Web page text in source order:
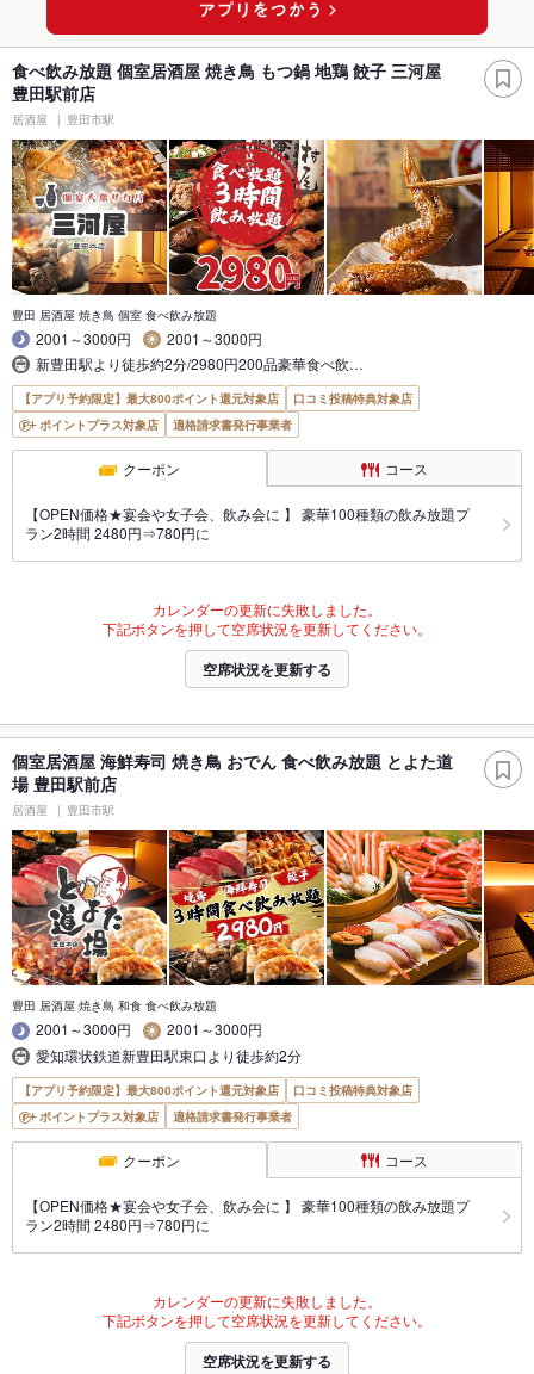
食べ飲み放題 個室居酒屋 焼き鳥 もつ鍋 地鶏 餃子 三河屋
豊田駅前店
居酒屋 豊田市駅
豊田 居酒屋 焼き鳥 個室 食べ飲み放題
2001～3000円
2001～3000円
新豊田駅より徒歩約2分/2980円200品豪華食べ飲…
【アプリ予約限定】最大800ポイント還元対象店
口コミ投稿特典対象店
ポイントプラス対象店
適格請求書発行事業者
クーポン コース
【OPEN価格★宴会や女子会、飲み会に 】 豪華100種類の飲み放題プ
ラン2時間 2480円⇒780円に
カレンダーの更新に失敗しました。
下記ボタンを押して空席状況を更新してください。
空席状況を更新する
個室居酒屋 海鮮寿司 焼き鳥 おでん 食べ飲み放題 とよた道
場 豊田駅前店
居酒屋 豊田市駅
豊田 居酒屋 焼き鳥 和食 食べ飲み放題
2001～3000円
2001～3000円
愛知環状鉄道新豊田駅東口より徒歩約2分
【アプリ予約限定】最大800ポイント還元対象店
口コミ投稿特典対象店
ポイントプラス対象店
適格請求書発行事業者
クーポン コース
【OPEN価格★宴会や女子会、飲み会に 】 豪華100種類の飲み放題プ
ラン2時間 2480円⇒780円に
カレンダーの更新に失敗しました。
下記ボタンを押して空席状況を更新してください。
空席状況を更新する